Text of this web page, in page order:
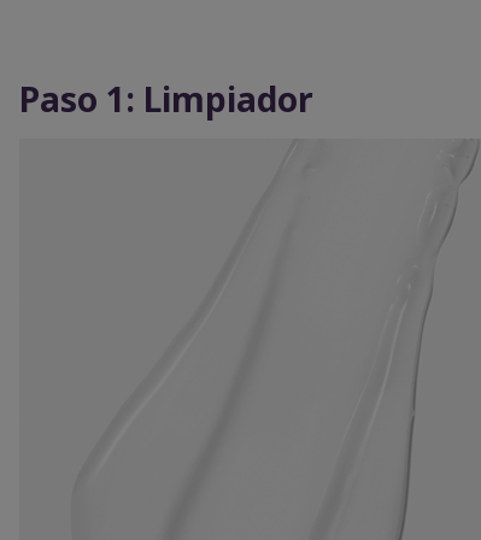
Paso 1: Limpiador